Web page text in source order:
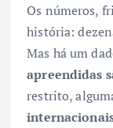
Os números,
história:
Mas há um
apreendidas
restrito,